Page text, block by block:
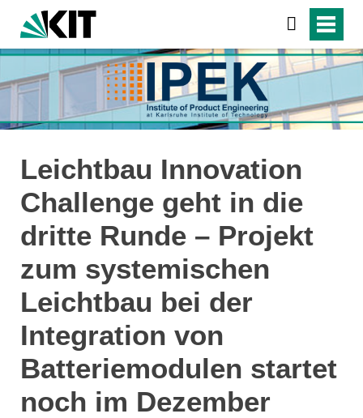
Leichtbau Innovation
Challenge geht in die
dritte Runde – Projekt
zum systemischen
Leichtbau bei der
Integration von
Batteriemodulen startet
noch im Dezember